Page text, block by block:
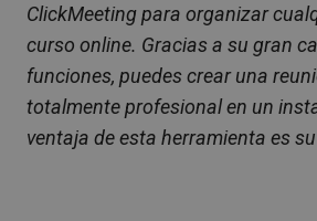
ClickMeeting para organizar
curso online. Gracias a su gran
funciones, puedes crear una
totalmente profesional en un
ventaja de esta herramienta es